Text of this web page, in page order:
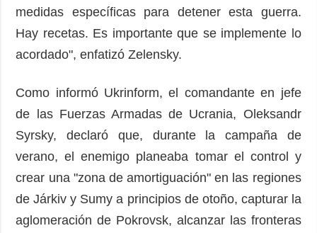
medidas específicas para detener esta guerra.
Hay recetas. Es importante que se implemente lo
acordado", enfatizó Zelensky.
Como informó Ukrinform, el comandante en jefe
de las Fuerzas Armadas de Ucrania, Oleksandr
Syrsky, declaró que, durante la campaña de
verano, el enemigo planeaba tomar el control y
crear una "zona de amortiguación" en las regiones
de Járkiv y Sumy a principios de otoño, capturar la
aglomeración de Pokrovsk, alcanzar las fronteras